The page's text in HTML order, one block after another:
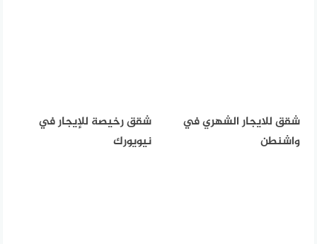
شقق للايجار الشهري في
واشنطن
شقق رخيصة للإيجار في
نيويورك